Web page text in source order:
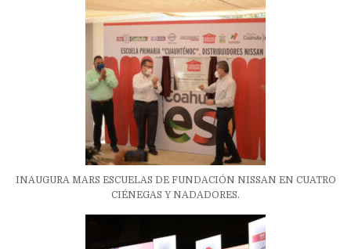
INAUGURA MARS ESCUELAS DE FUNDACIÓN NISSAN EN CUATRO
CIÉNEGAS Y NADADORES.